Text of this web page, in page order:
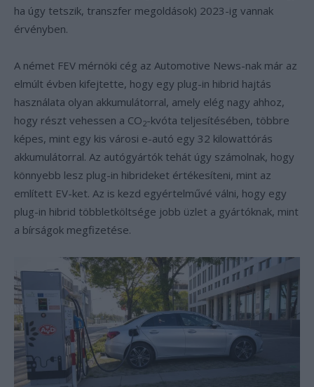
ha úgy tetszik, transzfer megoldások) 2023-ig vannak
érvényben.
A német FEV mérnöki cég az Automotive News-nak már az
elmúlt évben kifejtette, hogy egy plug-in hibrid hajtás
használata olyan akkumulátorral, amely elég nagy ahhoz,
hogy részt vehessen a CO 2-kvóta teljesítésében, többre
képes, mint egy kis városi e-autó egy 32 kilowattórás
akkumulátorral. Az autógyártók tehát úgy számolnak, hogy
könnyebb lesz plug-in hibrideket értékesíteni, mint az
említett EV-ket. Az is kezd egyértelművé válni, hogy egy
plug-in hibrid többletköltsége jobb üzlet a gyártóknak, mint
a bírságok megfizetése.